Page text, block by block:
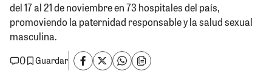
del 17 al 21 de noviembre en 73 hospitales del país,
promoviendo la paternidad responsable y la salud sexual
masculina.
0
Guardar